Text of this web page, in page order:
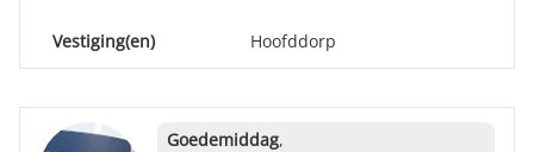
Vestiging(en) Hoofddorp
Goedemiddag,